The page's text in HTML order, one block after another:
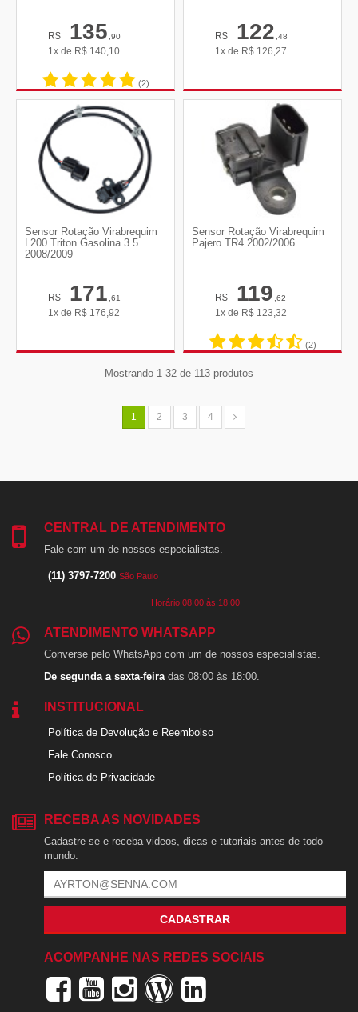
R$ 135,90
1x de R$ 140,10
(2)
R$ 122,48
1x de R$ 126,27
Sensor Rotação Virabrequim
L200 Triton Gasolina 3.5
2008/2009
R$ 171,61
1x de R$ 176,92
Sensor Rotação Virabrequim
Pajero TR4 2002/2006
R$ 119,62
1x de R$ 123,32
(2)
Mostrando 1-32 de 113 produtos
1 2 3 4
CENTRAL DE ATENDIMENTO
Fale com um de nossos especialistas.
(11) 3797-7200 São Paulo
Horário 08:00 às 18:00
ATENDIMENTO WHATSAPP
Converse pelo WhatsApp com um de nossos especialistas.
De segunda a sexta-feiradas 08:00 às 18:00.
INSTITUCIONAL
Política de Devolução e Reembolso
Fale Conosco
Política de Privacidade
RECEBA AS NOVIDADES
Cadastre-se e receba videos, dicas e tutoriais antes de todo
mundo.
CADASTRAR
ACOMPANHE NAS REDES SOCIAIS